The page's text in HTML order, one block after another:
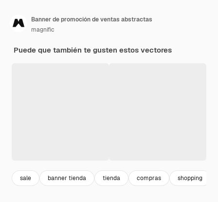
Banner de promoción de ventas abstractas
magnific
Puede que también te gusten estos vectores
sale banner tienda tienda compras shopping